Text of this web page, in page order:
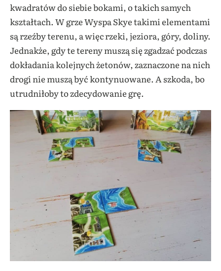
kwadratów do siebie bokami, o takich samych
kształtach. W grze Wyspa Skye takimi elementami
są rzeźby terenu, a więc rzeki, jeziora, góry, doliny.
Jednakże, gdy te tereny muszą się zgadzać podczas
dokładania kolejnych żetonów, zaznaczone na nich
drogi nie muszą być kontynuowane. A szkoda, bo
utrudniłoby to zdecydowanie grę.